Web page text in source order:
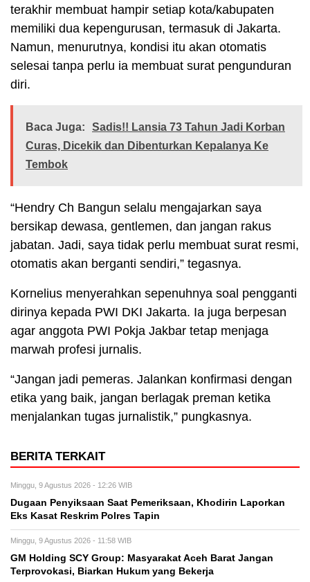
terakhir membuat hampir setiap kota/kabupaten
memiliki dua kepengurusan, termasuk di Jakarta.
Namun, menurutnya, kondisi itu akan otomatis
selesai tanpa perlu ia membuat surat pengunduran
diri.
Baca Juga:
Sadis!! Lansia 73 Tahun Jadi Korban
Curas, Dicekik dan Dibenturkan Kepalanya Ke
Tembok
“Hendry Ch Bangun selalu mengajarkan saya
bersikap dewasa, gentlemen, dan jangan rakus
jabatan. Jadi, saya tidak perlu membuat surat resmi,
otomatis akan berganti sendiri,” tegasnya.
Kornelius menyerahkan sepenuhnya soal pengganti
dirinya kepada PWI DKI Jakarta. Ia juga berpesan
agar anggota PWI Pokja Jakbar tetap menjaga
marwah profesi jurnalis.
“Jangan jadi pemeras. Jalankan konfirmasi dengan
etika yang baik, jangan berlagak preman ketika
menjalankan tugas jurnalistik,” pungkasnya.
BERITA TERKAIT
Minggu, 9 Agustus 2026 - 12:26 WIB
Dugaan Penyiksaan Saat Pemeriksaan, Khodirin Laporkan
Eks Kasat Reskrim Polres Tapin
Minggu, 9 Agustus 2026 - 11:58 WIB
GM Holding SCY Group: Masyarakat Aceh Barat Jangan
Terprovokasi, Biarkan Hukum yang Bekerja